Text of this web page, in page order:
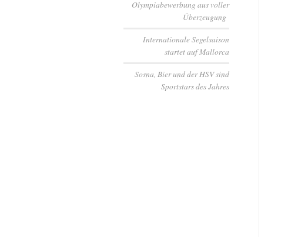
Olympiabewerbung aus voller
Überzeugung
Internationale Segelsaison
startet auf Mallorca
Sosna, Bier und der HSV sind
Sportstars des Jahres